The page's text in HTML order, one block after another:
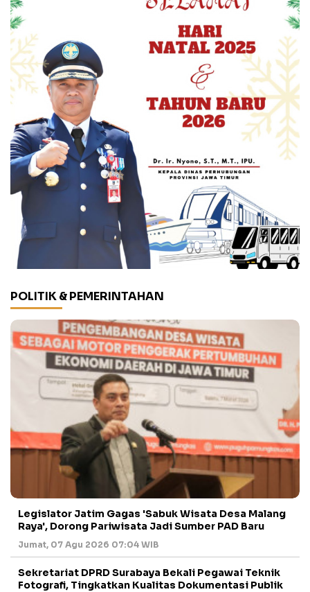
POLITIK & PEMERINTAHAN
Legislator Jatim Gagas 'Sabuk Wisata Desa Malang
Raya', Dorong Pariwisata Jadi Sumber PAD Baru
Jumat, 07 Agu 2026 07:04 WIB
Sekretariat DPRD Surabaya Bekali Pegawai Teknik
Fotografi, Tingkatkan Kualitas Dokumentasi Publik